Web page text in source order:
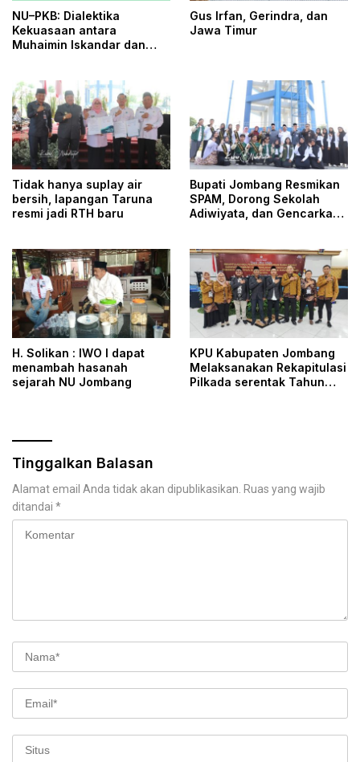
NU–PKB: Dialektika
Kekuasaan antara
Muhaimin Iskandar dan
Gus Irfan, Gerindra, dan
Jawa Timur
Tidak hanya suplay air
bersih, lapangan Taruna
resmi jadi RTH baru
Bupati Jombang Resmikan
SPAM, Dorong Sekolah
Adiwiyata, dan Gencarkan
H. Solikan : IWO I dapat
menambah hasanah
sejarah NU Jombang
KPU Kabupaten Jombang
Melaksanakan Rekapitulasi
Pilkada serentak Tahun
Tinggalkan Balasan
Alamat email Anda tidak akan dipublikasikan. Ruas yang wajib
ditandai *